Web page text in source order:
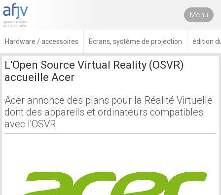
Menu
Hardware / accessoires Ecrans, système de projection édition
L'Open Source Virtual Reality (OSVR)
accueille Acer
Acer annonce des plans pour la Réalité Virtuelle
dont des appareils et ordinateurs compatibles
avec l'OSVR